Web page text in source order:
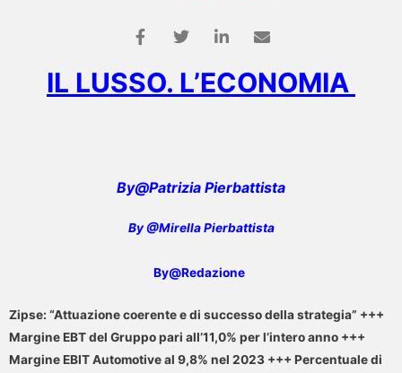
IL LUSSO. L’ECONOMIA
By@Patrizia Pierbattista
By @Mirella Pierbattista
By@Redazione
Zipse: “Attuazione coerente e di successo della strategia” +++
Margine EBT del Gruppo pari all’11,0% per l’intero anno +++
Margine EBIT Automotive al 9,8% nel 2023 +++ Percentuale di